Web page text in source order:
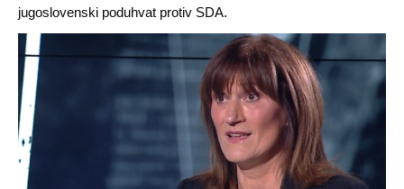
jugoslovenski poduhvat protiv SDA.